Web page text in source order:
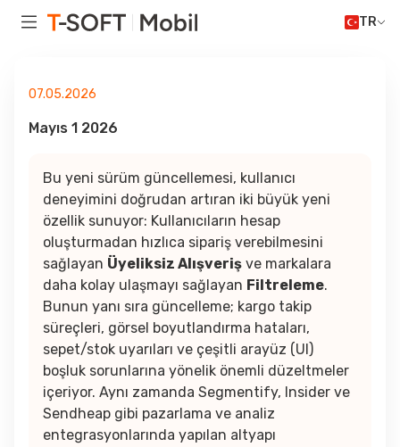
TR
07.05.2026
Mayıs 1 2026
Bu yeni sürüm güncellemesi, kullanıcı
deneyimini doğrudan artıran iki büyük yeni
özellik sunuyor: Kullanıcıların hesap
oluşturmadan hızlıca sipariş verebilmesini
sağlayan Üyeliksiz Alışveriş ve markalara
daha kolay ulaşmayı sağlayan Filtreleme.
Bunun yanı sıra güncelleme; kargo takip
süreçleri, görsel boyutlandırma hataları,
sepet/stok uyarıları ve çeşitli arayüz (UI)
boşluk sorunlarına yönelik önemli düzeltmeler
içeriyor. Aynı zamanda Segmentify, Insider ve
Sendheap gibi pazarlama ve analiz
entegrasyonlarında yapılan altyapı